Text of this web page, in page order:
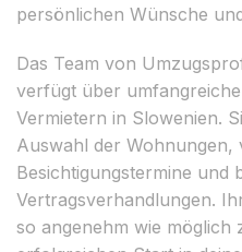
persönlichen Wünsche
Das Team von
verfügt über
Vermietern in Slowenien.
Auswahl der Wohnungen,
Besichtigungstermine und
Vertragsverhandlungen.
so angenehm wie möglich